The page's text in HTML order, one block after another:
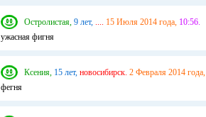
Остролистая, 9 лет, .... 15 Июля 2014 года, 10:56.
ужасная фигня
Ксения, 15 лет, новосибирск. 2 Февраля 2014 года,
фегня